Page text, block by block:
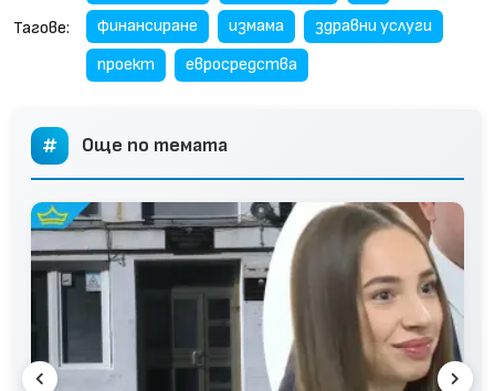
Тагове:
финансиране
измама
здравни услуги
проект
евросредства
Още по темата